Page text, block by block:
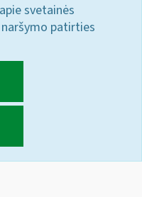
svetainės
patirties